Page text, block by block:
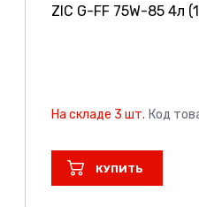
ZIC G-FF 75W-85 4л
На складе 3 шт. Код
КУПИТЬ